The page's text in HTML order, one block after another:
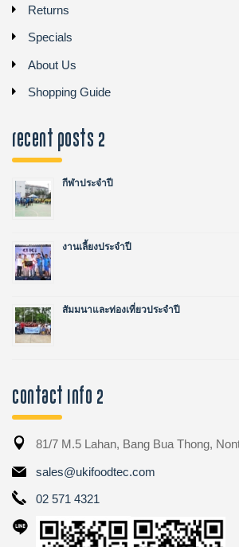
Returns
Specials
About Us
Shopping Guide
recent posts 2
กีฬาประจำปี
งานเลี้ยงประจำปี
สัมมนาและท่องเที่ยวประจำปี
Contact Info 2
81/7 M.5 Lahan, Bang Bua Thong,
sales@ukifoodtec.com
02 571 4321